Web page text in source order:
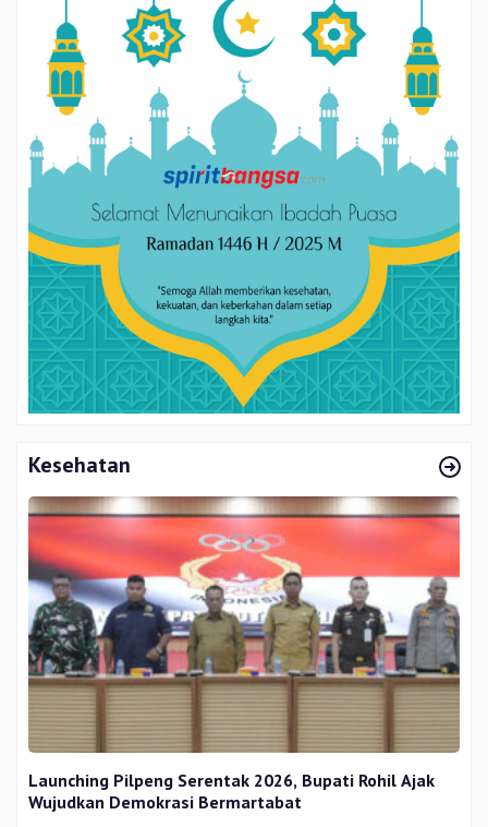
Kesehatan
Launching Pilpeng Serentak 2026, Bupati Rohil Ajak
Wujudkan Demokrasi Bermartabat